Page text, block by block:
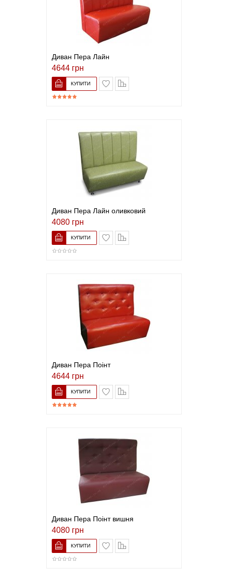
Диван Пера Лайн
4644 грн
В закладки
Диван Пера Лайн оливковий
4080 грн
В закладки
Диван Пера Поінт
4644 грн
В закладки
Диван Пера Поінт вишня
4080 грн
В закладки